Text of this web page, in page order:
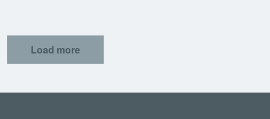
Load more